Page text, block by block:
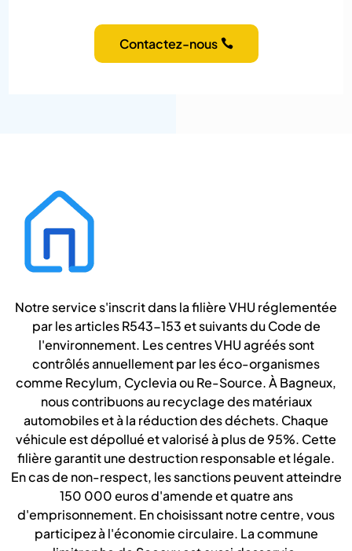
Contactez-nous
Notre service s'inscrit dans la filière VHU réglementée
par les articles R543-153 et suivants du Code de
l'environnement. Les centres VHU agréés sont
contrôlés annuellement par les éco-organismes
comme Recylum, Cyclevia ou Re-Source. À Bagneux,
nous contribuons au recyclage des matériaux
automobiles et à la réduction des déchets. Chaque
véhicule est dépollué et valorisé à plus de 95%. Cette
filière garantit une destruction responsable et légale.
En cas de non-respect, les sanctions peuvent atteindre
150 000 euros d'amende et quatre ans
d'emprisonnement. En choisissant notre centre, vous
participez à l'économie circulaire. La commune